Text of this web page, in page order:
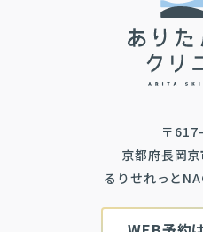
〒
京都府長岡
るりせれっと